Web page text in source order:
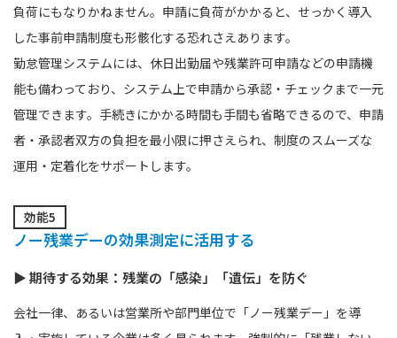
負荷にもなりかねません。申請に負荷がかかると、せっかく導入
した事前申請制度も形骸化する恐れさえあります。
勤怠管理システムには、休日出勤届や残業許可申請などの申請機
能も備わっており、システム上で申請から承認・チェックまで一元
管理できます。手続きにかかる時間も手間も省略できるので、申請
者・承認者双方の負担を最小限に押さえられ、制度のスムーズな
運用・定着化をサポートします。
効能5
ノー残業デーの効果測定に活用する
▶ 期待する効果：残業の「感染」「遺伝」を防ぐ
会社一律、あるいは営業所や部門単位で「ノー残業デー」を導